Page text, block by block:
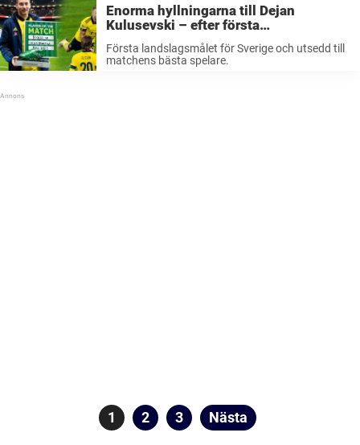
Enorma hyllningarna till Dejan
Kulusevski – efter första
landslagsmålet för Sverige: ”Det är
nästan otäckt”
Första landslagsmålet för Sverige och utsedd till
matchens bästa spelare.
Sidnumrering
Sida
1 Sida
2 Sida
3 Nästa